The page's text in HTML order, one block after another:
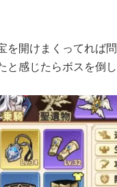
を開けまくってれば問
と感じたらボスを倒し